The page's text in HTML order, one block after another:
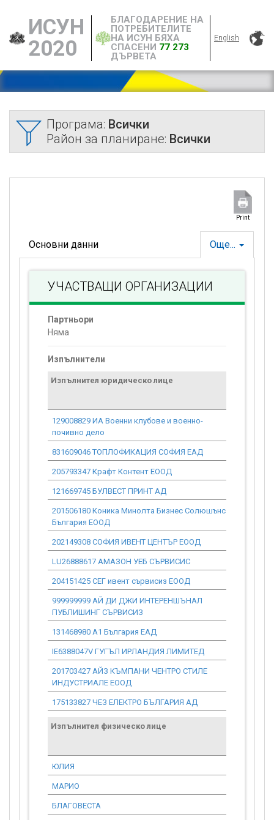
ИСУН
2020
БЛАГОДАРЕНИЕ НА
ПОТРЕБИТЕЛИТЕ
НА ИСУН БЯХА
СПАСЕНИ 77 273
ДЪРВЕТА
English
Програма: Всички
Район за планиране: Всички
Print
Още...
Основни данни
УЧАСТВАЩИ ОРГАНИЗАЦИИ
Партньори
Няма
Изпълнители
Изпълнител юридическо лице
129008829 ИА Военни клубове и военно-
почивно дело
831609046 ТОПЛОФИКАЦИЯ СОФИЯ ЕАД
205793347 Крафт Контент ЕООД
121669745 БУЛВЕСТ ПРИНТ АД
201506180 Коника Минолта Бизнес Солюшънс
България ЕООД
202149308 СОФИЯ ИВЕНТ ЦЕНТЪР ЕООД
LU26888617 АМАЗОН УЕБ СЪРВИСИС
204151425 СЕГ ивент сървисиз ЕООД
999999999 АЙ ДИ ДЖИ ИНТЕРЕНШЪНАЛ
ПУБЛИШИНГ СЪРВИСИЗ
131468980 А1 България ЕАД
IE6388047V ГУГЪЛ ИРЛАНДИЯ ЛИМИТЕД
201703427 АЙЗ КЪМПАНИ ЧЕНТРО СТИЛЕ
ИНДУСТРИАЛЕ ЕООД
175133827 ЧЕЗ ЕЛЕКТРО БЪЛГАРИЯ АД
Изпълнител физическо лице
ЮЛИЯ
МАРИО
БЛАГОВЕСТА